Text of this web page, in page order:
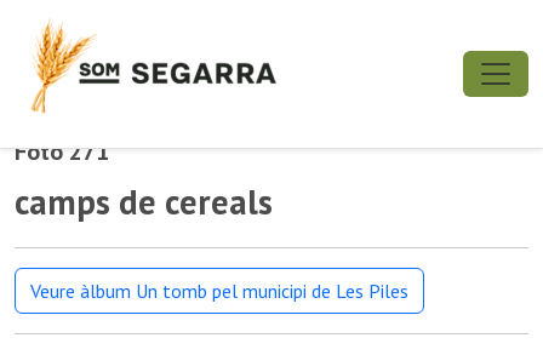
Foto 271
camps de cereals
Veure àlbum Un tomb pel municipi de Les Piles